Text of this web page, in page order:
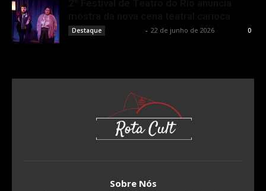
Destaque - 22 de junho de 2026 0
Sobre Nós